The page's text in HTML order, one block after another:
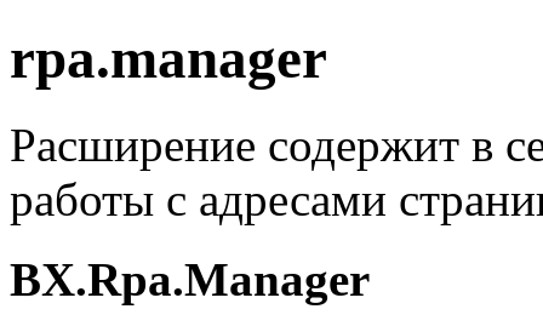
rpa.manager
Расширение содержит в
работы с адресами
BX.Rpa.Manager